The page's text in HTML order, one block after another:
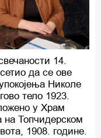
14.
да се ове
Николе
тело 1923.
у Храм
на Топчидерском
1908. године.